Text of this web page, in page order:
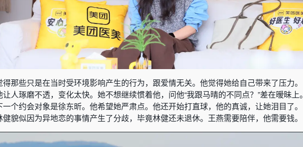
那些只是在当时受环境影响产生的行为，跟爱情无关。他觉得她给自己带来了压力。
人琢磨不透，变化太快。她不想继续惯着他，问他“我跟马晴的不同点？”差在暧昧上。
个约会对象是徐东昕。他希望她严肃点。他还开始打直球，他的真诚，让她泪目了。
健貌似因为异地恋的事情产生了分歧，毕竟林健还未退休。王燕需要陪伴，他需要钱。